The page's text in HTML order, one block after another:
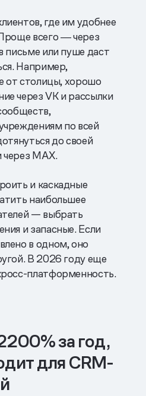
где им удобнее
всего ― через
письме или пуше даст
Например,
от столицы, хорошо
через VK и рассылки
по всей
до своей
MAX.
и каскадные
наибольшее
— выбрать
и запасные. Если
в одном, оно
В 2026 году еще
платформенность.
за год,
для CRM-